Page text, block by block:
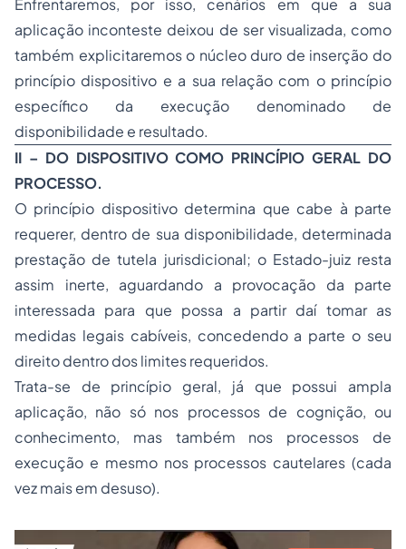
Enfrentaremos, por isso, cenários em que a sua
aplicação inconteste deixou de ser visualizada, como
também explicitaremos o núcleo duro de inserção do
princípio dispositivo e a sua relação com o princípio
específico da execução denominado de
disponibilidade e resultado.
II – DO DISPOSITIVO COMO PRINCÍPIO GERAL DO
PROCESSO.
O princípio dispositivo determina que cabe à parte
requerer, dentro de sua disponibilidade, determinada
prestação de tutela jurisdicional; o Estado-juiz resta
assim inerte, aguardando a provocação da parte
interessada para que possa a partir daí tomar as
medidas legais cabíveis, concedendo a parte o seu
direito dentro dos limites requeridos.
Trata-se de princípio geral, já que possui ampla
aplicação, não só nos processos de cognição, ou
conhecimento, mas também nos processos de
execução e mesmo nos processos cautelares (cada
vez mais em desuso).